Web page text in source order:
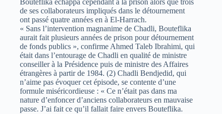
Bouteflika échappa cependant à la prison alors que trois
de ses collaborateurs impliqués dans le détournement
ont passé quatre années en à El-Harrach.
« Sans l’intervention magnanime de Chadli, Bouteflika
aurait fait plusieurs années de prison pour détournement
de fonds publics », confirme Ahmed Taleb Ibrahimi, qui
était dans l’entourage de Chadli en qualité de ministre
conseiller à la Présidence puis de ministre des Affaires
étrangères à partir de 1984. (2) Chadli Bendjedid, qui
n’aime pas évoquer cet épisode, se contente d’une
formule miséricordieuse : « Ce n’était pas dans ma
nature d’enfoncer d’anciens collaborateurs en mauvaise
passe. J’ai fait ce qu’il fallait faire envers Bouteflika.